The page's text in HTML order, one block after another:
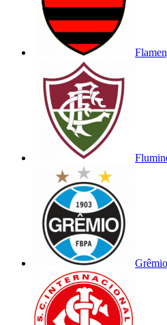
Grêmio